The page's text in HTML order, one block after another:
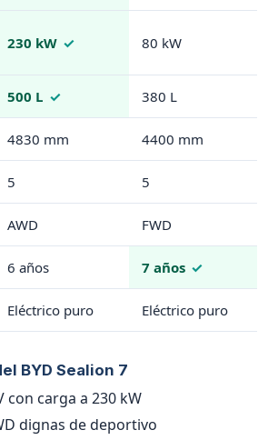
230 kW 80 kW
500 L 380 L
4830 mm 4400 mm
5 5
AWD FWD
6 años 7 años
Eléctrico puro Eléctrico puro
BYD Sealion 7
con carga a 230 kW
dignas de deportivo